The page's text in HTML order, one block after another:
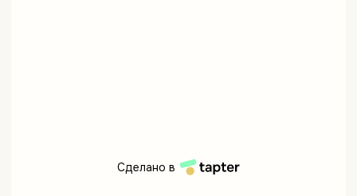
Сделано в